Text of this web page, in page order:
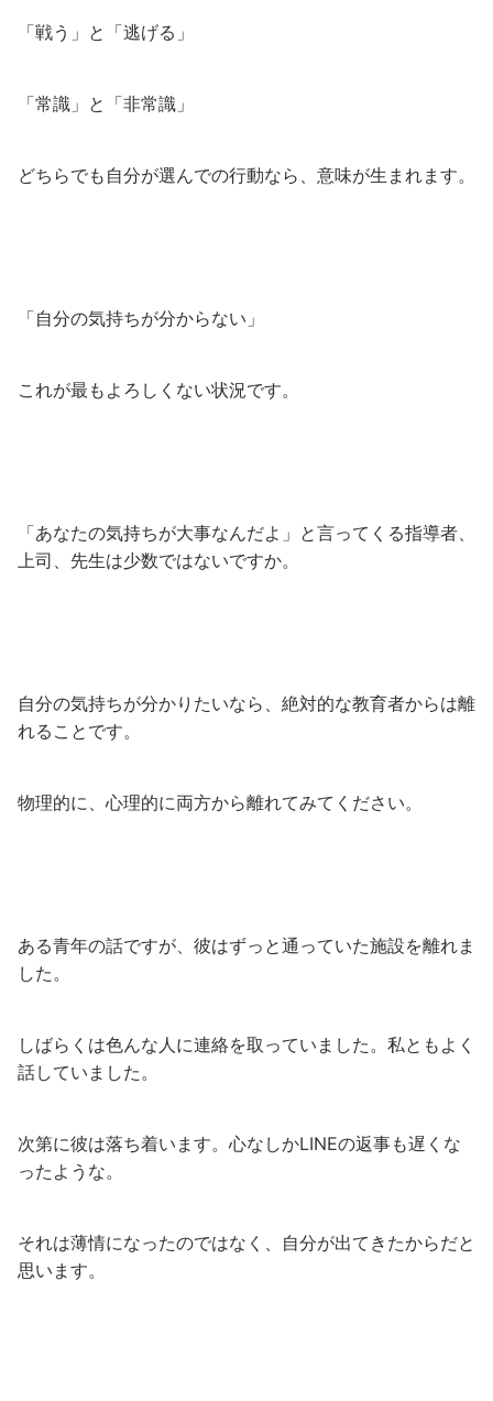
「戦う」と「逃げる」
「常識」と「非常識」
どちらでも自分が選んでの行動なら、意味が生まれます。
「自分の気持ちが分からない」
これが最もよろしくない状況です。
「あなたの気持ちが大事なんだよ」と言ってくる指導者、
上司、先生は少数ではないですか。
自分の気持ちが分かりたいなら、絶対的な教育者からは離
れることです。
物理的に、心理的に両方から離れてみてください。
ある青年の話ですが、彼はずっと通っていた施設を離れま
した。
しばらくは色んな人に連絡を取っていました。私ともよく
話していました。
次第に彼は落ち着います。心なしかLINEの返事も遅くな
ったような。
それは薄情になったのではなく、自分が出てきたからだと
思います。